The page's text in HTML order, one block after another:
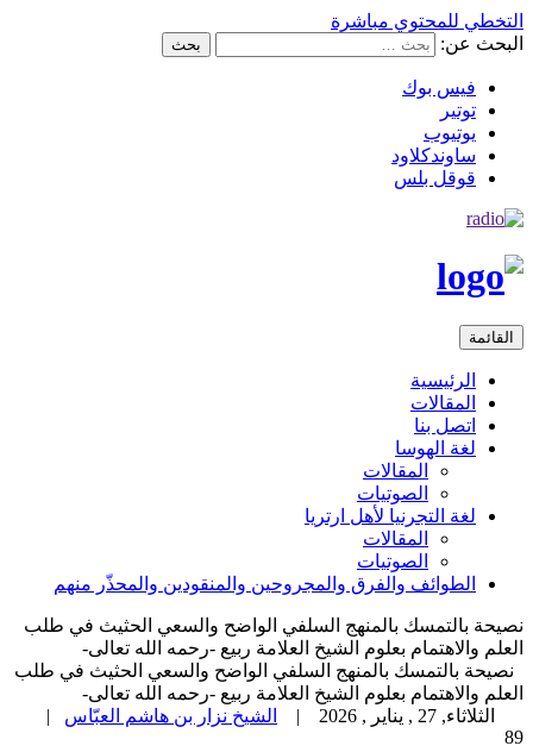
التخطي للمحتوي مباشرة
البحث عن:
فيس بوك
توتير
يوتيوب
ساوندكلاود
قوقل بلس
القائمة
الرئيسية
المقالات
اتصل بنا
لغة الهوسا
المقالات
الصوتيات
لغة التجرنيا لأهل ارتريا
المقالات
الصوتيات
الطوائف والفرق والمجروحين والمنقودين والمحذّر منهم
نصيحة بالتمسك بالمنهج السلفي الواضح والسعي الحثيث في طلب
العلم والاهتمام بعلوم الشيخ العلامة ربيع -رحمه الله تعالى-
نصيحة بالتمسك بالمنهج السلفي الواضح والسعي الحثيث في طلب
العلم والاهتمام بعلوم الشيخ العلامة ربيع -رحمه الله تعالى-
الثلاثاء, 27 , يناير , 2026
| الشيخ نزار بن هاشم العبّاس
|
89